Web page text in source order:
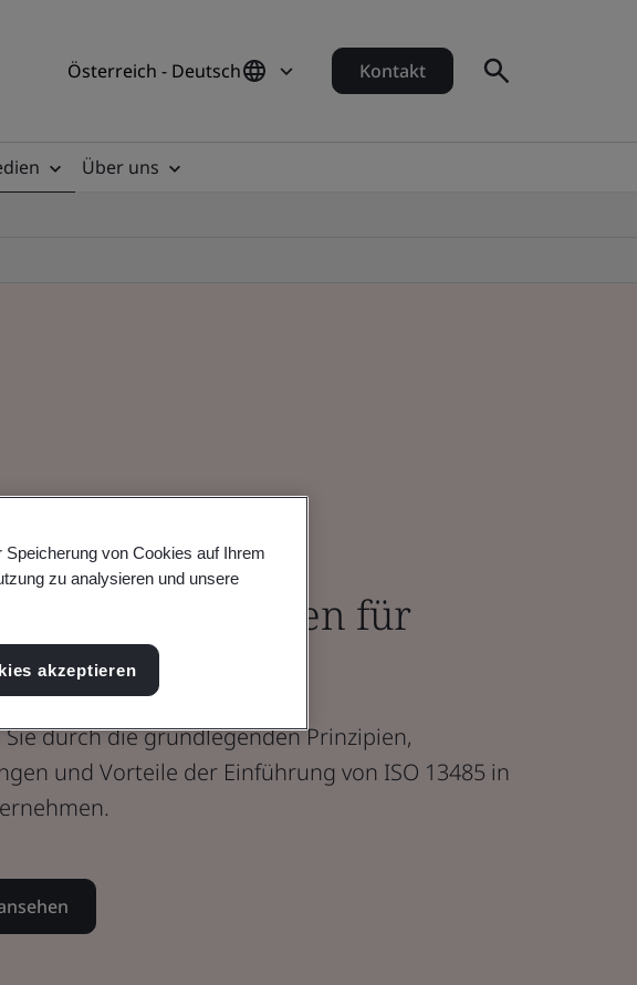
Österreich - Deutsch Kontakt
Über uns
Ein Leitfaden für
durch die grundlegenden Prinzipien,
und Vorteile der Einführung von ISO 13485 in
von Cookies auf Ihrem
zu analysieren und unsere
akzeptieren